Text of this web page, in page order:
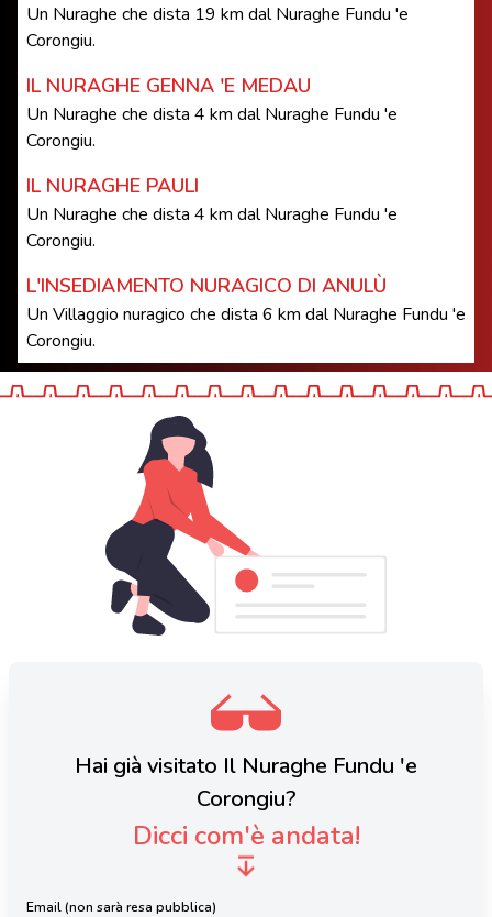
Un Nuraghe che dista 19 km dal Nuraghe Fundu 'e
Corongiu.
IL NURAGHE GENNA 'E MEDAU
Un Nuraghe che dista 4 km dal Nuraghe Fundu 'e
Corongiu.
IL NURAGHE PAULI
Un Nuraghe che dista 4 km dal Nuraghe Fundu 'e
Corongiu.
L'INSEDIAMENTO NURAGICO DI ANULÙ
Un Villaggio nuragico che dista 6 km dal Nuraghe Fundu 'e
Corongiu.
Hai già visitato Il Nuraghe Fundu 'e
Corongiu?
Dicci com'è andata!
Email (non sarà resa pubblica)